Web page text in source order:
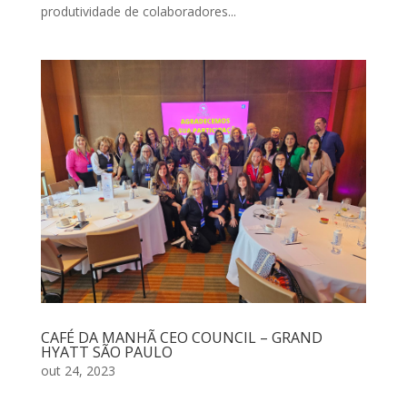
produtividade de colaboradores...
CAFÉ DA MANHÃ CEO COUNCIL – GRAND
HYATT SÃO PAULO
out 24, 2023